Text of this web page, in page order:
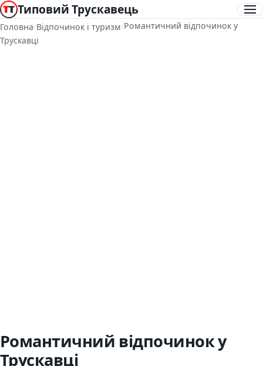
Типовий Трускавець
Головна/Відпочинок і туризм/Романтичний відпочинок у
Трускавці
Романтичний відпочинок у
Трускавці